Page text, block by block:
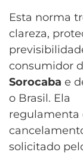
Esta norma
clareza,
consumidor
Sorocaba e
o Brasil. Ela
regulamenta
solicitado